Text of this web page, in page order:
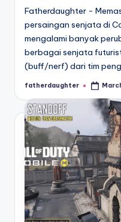
Fatherdaughter -
persaingan senjata di
mengalami banyak
berbagai senjata
(buff/nerf) dari tim
Posted
fatherdaughter